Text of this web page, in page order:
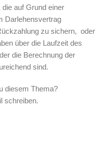
auf Grund einer
Darlehensvertrag
zu sichern, oder
über die Laufzeit des
die Berechnung der
sind.
diesem Thema?
schreiben.